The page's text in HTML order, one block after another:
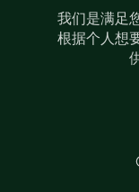
我们是满足
根据个人想